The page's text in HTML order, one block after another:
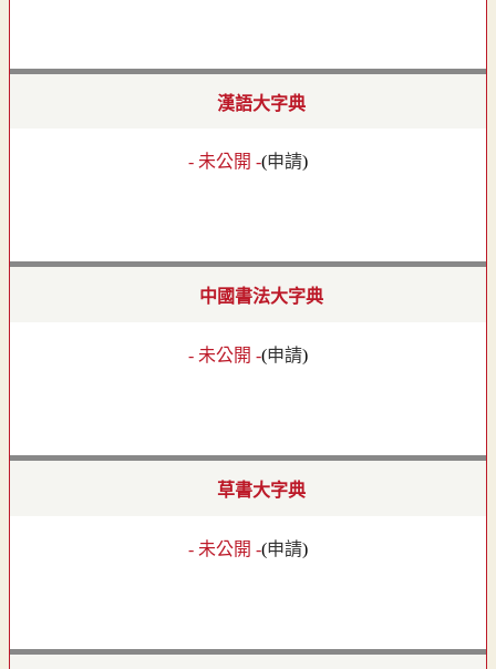
漢語大字典
- 未公開 -(申請)
中國書法大字典
- 未公開 -(申請)
草書大字典
- 未公開 -(申請)